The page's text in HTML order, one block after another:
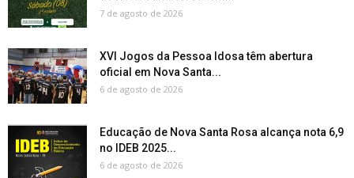
7 de agosto de 2026
XVI Jogos da Pessoa Idosa têm abertura
oficial em Nova Santa...
6 de agosto de 2026
Educação de Nova Santa Rosa alcança nota 6,9
no IDEB 2025...
6 de agosto de 2026